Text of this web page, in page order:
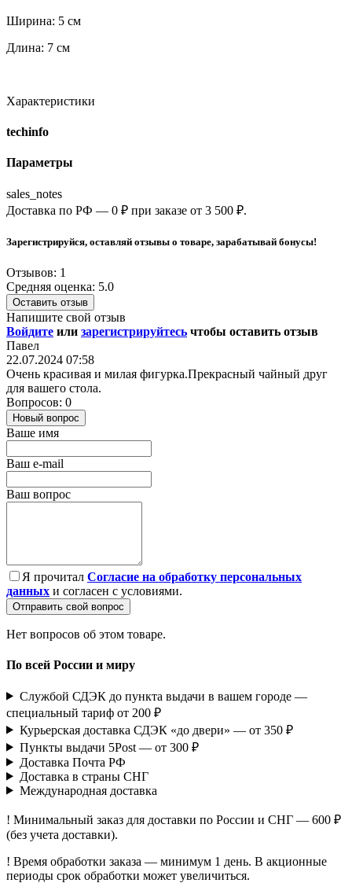
Ширина: 5 см
Длина: 7 см
Характеристики
techinfo
Параметры
sales_notes
Доставка по РФ — 0 ₽ при заказе от 3 500 ₽.
Зарегистрируйся, оставляй отзывы о товаре, зарабатывай бонусы!
Отзывов: 1
Средняя оценка: 5.0
Оставить отзыв
Напишите свой отзыв
Войдите или зарегистрируйтесь чтобы оставить отзыв
Павел
22.07.2024 07:58
Очень красивая и милая фигурка.Прекрасный чайный друг
для вашего стола.
Вопросов: 0
Новый вопрос
Ваше имя
Ваш e-mail
Ваш вопрос
Я прочитал Согласие на обработку персональных
данных и согласен с условиями.
Отправить свой вопрос
Нет вопросов об этом товаре.
По всей России и миру
Службой СДЭК до пункта выдачи в вашем городе —
специальный тариф от 200 ₽
Курьерская доставка СДЭК «до двери» — от 350 ₽
Пункты выдачи 5Post — от 300 ₽
Доставка Почта РФ
Доставка в страны СНГ
Международная доставка
! Минимальный заказ для доставки по России и СНГ — 600 ₽
(без учета доставки).
! Время обработки заказа — минимум 1 день. В акционные
периоды срок обработки может увеличиться.